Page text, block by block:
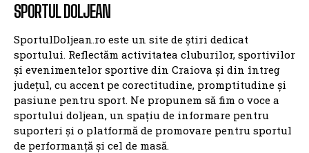
SPORTUL DOLJEAN
SportulDoljean.ro este un site de știri dedicat
sportului. Reflectăm activitatea cluburilor, sportivilor
și evenimentelor sportive din Craiova și din întreg
județul, cu accent pe corectitudine, promptitudine și
pasiune pentru sport. Ne propunem să fim o voce a
sportului doljean, un spațiu de informare pentru
suporteri și o platformă de promovare pentru sportul
de performanță și cel de masă.